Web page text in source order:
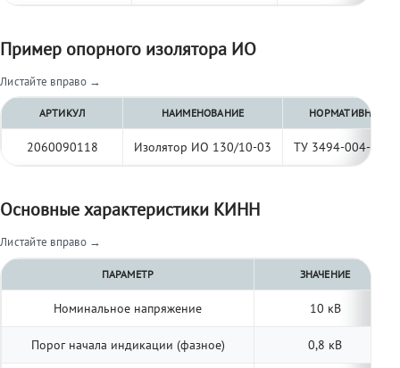
Пример опорного изолятора ИО
Листайте вправо →
АРТИКУЛ НАИМЕНОВАНИЕ НОРМАТИВНЫЙ
2060090118 Изолятор ИО 130/10-03 ТУ 3494-004-
Основные характеристики КИНН
Листайте вправо →
ПАРАМЕТР ЗНАЧЕНИЕ
Номинальное напряжение 10 кВ
Порог начала индикации (фазное) 0,8 кВ